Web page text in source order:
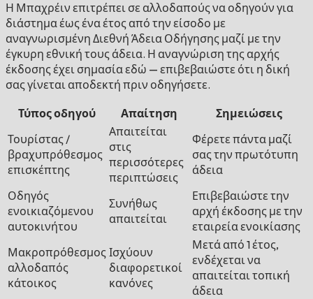
Η Μπαχρέιν επιτρέπει σε αλλοδαπούς να οδηγούν για
διάστημα έως ένα έτος από την είσοδο με
αναγνωρισμένη Διεθνή Άδεια Οδήγησης μαζί με την
έγκυρη εθνική τους άδεια. Η αναγνώριση της αρχής
έκδοσης έχει σημασία εδώ — επιβεβαιώστε ότι η δική
σας γίνεται αποδεκτή πριν οδηγήσετε.
Τύπος οδηγού Απαίτηση
Σημειώσεις
Τουρίστας /
βραχυπρόθεσμος
επισκέπτης
Απαιτείται
στις
περισσότερες
περιπτώσεις
Φέρετε πάντα μαζί
σας την πρωτότυπη
άδεια
Οδηγός
ενοικιαζόμενου
αυτοκινήτου
Συνήθως
απαιτείται
Επιβεβαιώστε την
αρχή έκδοσης με την
εταιρεία ενοικίασης
Μακροπρόθεσμος
αλλοδαπός
κάτοικος
Ισχύουν
διαφορετικοί
κανόνες
Μετά από 1 έτος,
ενδέχεται να
απαιτείται τοπική
άδεια